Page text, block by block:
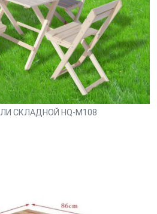
СКЛАДНОЙ HQ-M108